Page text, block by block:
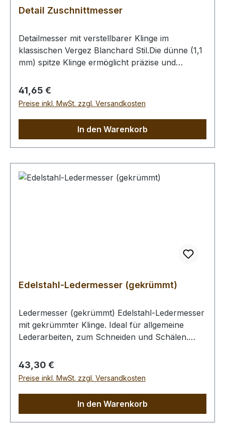
Detail Zuschnittmesser
Detailmesser mit verstellbarer Klinge im
klassischen Vergez Blanchard Stil.Die dünne (1,1
mm) spitze Klinge ermöglicht präzise und
Formen. Lieferumfang: Klinge (D2 Messerstahl)
mit Messinggriff, Innensechskantschlüssel.
Regulärer Preis:
41,65 €
Preise inkl. MwSt. zzgl. Versandkosten
In den Warenkorb
Edelstahl-Ledermesser (gekrümmt)
Ledermesser (gekrümmt) Edelstahl-Ledermesser
mit gekrümmter Klinge. Ideal für allgemeine
Lederarbeiten, zum Schneiden und Schälen.
(Blankleder, Gürtelhälse, Wasserbüffelcroupon,
etc.). ca. 55 mm lange Klinge aus Edelstahl ca.
115 mm langer Holzgriff ca. 170mm Gesamtlänge
Ihnen vollständige Kontrolle und sicheren Halt.
Bitte benutzen Sie zum Schneiden ein
Regulärer Preis:
43,30 €
Preise inkl. MwSt. zzgl. Versandkosten
In den Warenkorb